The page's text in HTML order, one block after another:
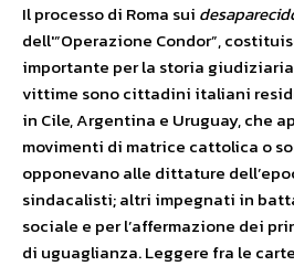
Il processo di Roma sui
dell'”Operazione Condor”,
importante per la storia giudiziaria
vittime sono cittadini italiani
in Cile, Argentina e Uruguay, che
movimenti di matrice cattolica o
opponevano alle dittature
sindacalisti; altri impegnati in
sociale e per l’affermazione dei
di uguaglianza. Leggere fra le